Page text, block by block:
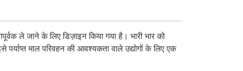
ले जाने के लिए डिज़ाइन किया गया है। भारी भार को
माल परिवहन की आवश्यकता वाले उद्योगों के लिए एक